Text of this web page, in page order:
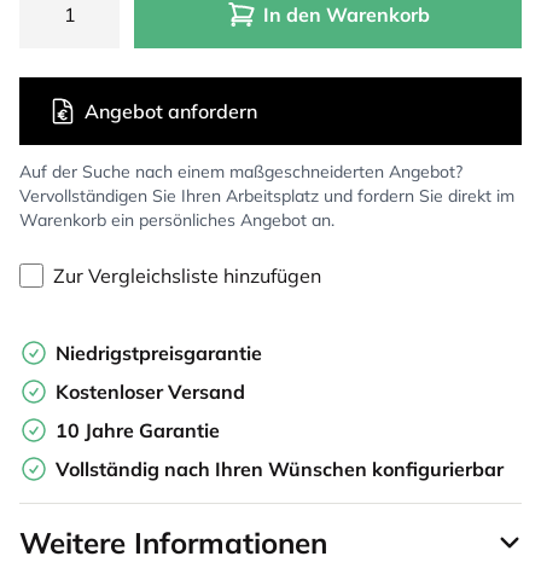
In den Warenkorb
Auf der Suche nach einem maßgeschneiderten Angebot?
Vervollständigen Sie Ihren Arbeitsplatz und fordern Sie direkt im
Warenkorb ein persönliches Angebot an.
Angebot anfordern
Zur Vergleichsliste hinzufügen
Niedrigstpreisgarantie
Kostenloser Versand
10 Jahre Garantie
Vollständig nach Ihren Wünschen konfigurierbar
Weitere Informationen